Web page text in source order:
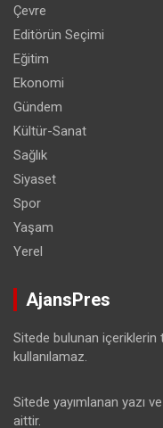
Çevre
Editörün Seçimi
Eğitim
Ekonomi
Gündem
Kültür-Sanat
Sağlık
Siyaset
Spor
Yaşam
Yerel
AjansPres
Sitede bulunan içeriklerin
kullanılamaz.
Sitede yayımlanan yazı
aittir.